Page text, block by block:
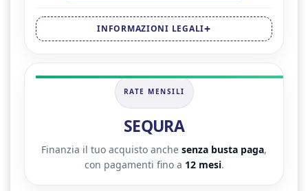
INFORMAZIONI LEGALI
RATE MENSILI
SEQURA
Finanzia il tuo acquisto anche senza busta paga,
con pagamenti fino a 12 mesi.